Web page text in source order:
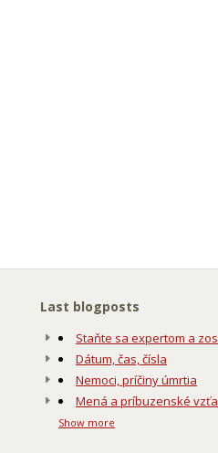
Last blogposts
Staňte sa expertom a
Dátum, čas, čísla
Nemoci, príčiny úmrtia
Mená a príbuzenské
Show more